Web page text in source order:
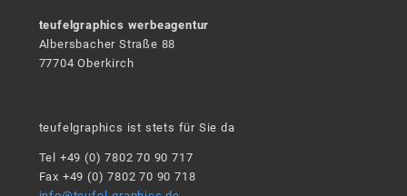
teufelgraphics werbeagentur
Albersbacher Straße 88
77704 Oberkirch
teufelgraphics ist stets für Sie da
Tel +49 (0) 7802 70 90 717
Fax +49 (0) 7802 70 90 718